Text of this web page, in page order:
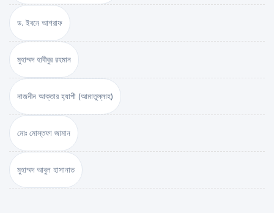
ড. ইবনে আশরাফ
মুহাম্মদ হাবীবুর রহমান
নাজনীন আক্তার হ্যাপী (আমাতুল্লাহ)
মোঃ মোস্তফা জামান
মুহাম্মদ আবুল হাসানাত